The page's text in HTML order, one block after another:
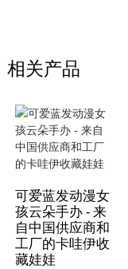
相关产品
可爱蓝发动漫女
孩云朵手办 - 来
自中国供应商和
工厂的卡哇伊收
藏娃娃